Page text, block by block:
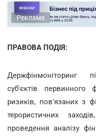
Реклама
ПРАВОВА ПОДІЯ:
Держфінмоніторинг
суб'єктів первинного
ризиків, пов'язаних з
терористичних
проведення аналізу